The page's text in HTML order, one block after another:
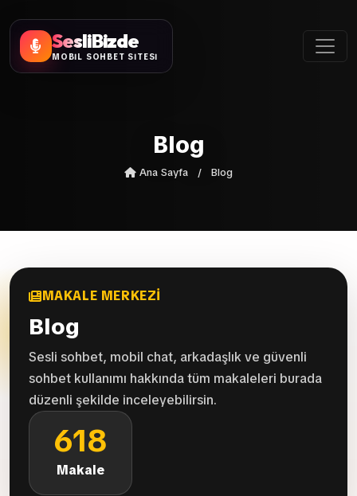
SesliBizde
MOBİL SOHBET SİTESİ
Blog
Ana Sayfa / Blog
MAKALE MERKEZI
Blog
Sesli sohbet, mobil chat, arkadaşlık ve güvenli
sohbet kullanımı hakkında tüm makaleleri burada
düzenli şekilde inceleyebilirsin.
618
Makale